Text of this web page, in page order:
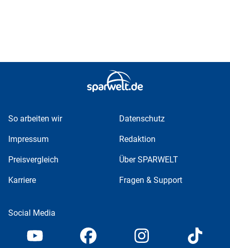
So arbeiten wir Datenschutz
Impressum Redaktion
Preisvergleich Über SPARWELT
Karriere Fragen & Support
Social Media